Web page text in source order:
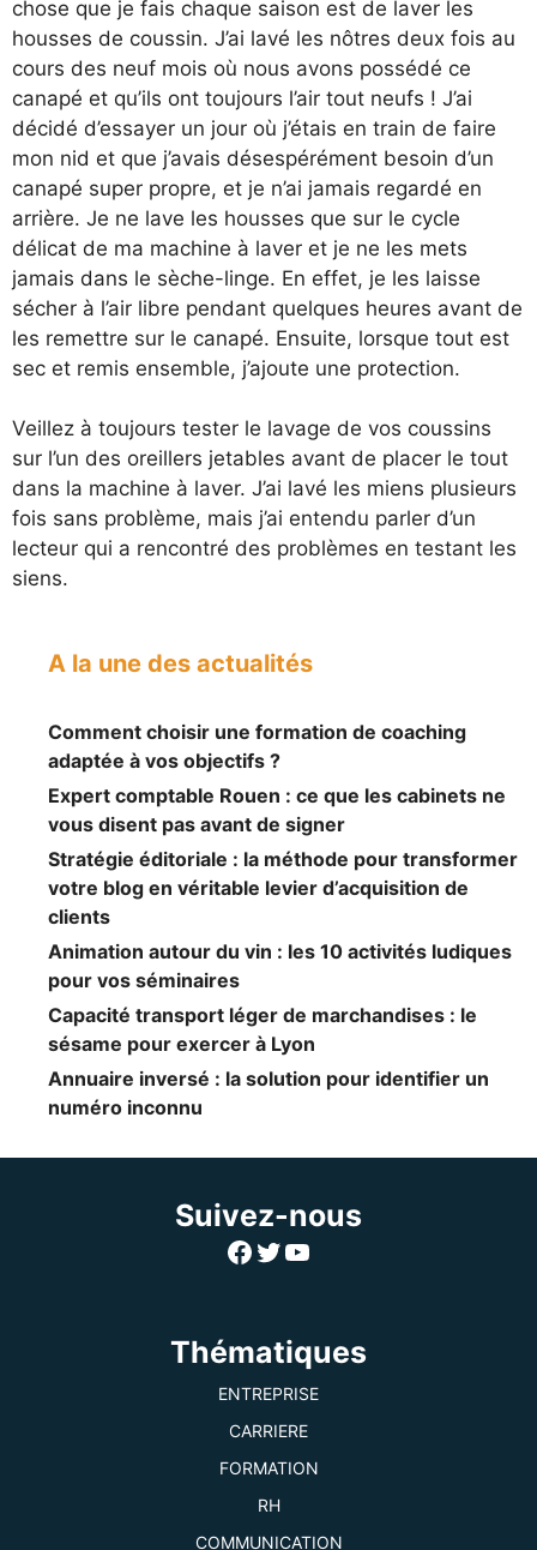
chose que je fais chaque saison est de laver les
housses de coussin. J’ai lavé les nôtres deux fois au
cours des neuf mois où nous avons possédé ce
canapé et qu’ils ont toujours l’air tout neufs ! J’ai
décidé d’essayer un jour où j’étais en train de faire
mon nid et que j’avais désespérément besoin d’un
canapé super propre, et je n’ai jamais regardé en
arrière. Je ne lave les housses que sur le cycle
délicat de ma machine à laver et je ne les mets
jamais dans le sèche-linge. En effet, je les laisse
sécher à l’air libre pendant quelques heures avant de
les remettre sur le canapé. Ensuite, lorsque tout est
sec et remis ensemble, j’ajoute une protection.
Veillez à toujours tester le lavage de vos coussins
sur l’un des oreillers jetables avant de placer le tout
dans la machine à laver. J’ai lavé les miens plusieurs
fois sans problème, mais j’ai entendu parler d’un
lecteur qui a rencontré des problèmes en testant les
siens.
A la une des actualités
Comment choisir une formation de coaching
adaptée à vos objectifs ?
Expert comptable Rouen : ce que les cabinets ne
vous disent pas avant de signer
Stratégie éditoriale : la méthode pour transformer
votre blog en véritable levier d’acquisition de
clients
Animation autour du vin : les 10 activités ludiques
pour vos séminaires
Capacité transport léger de marchandises : le
sésame pour exercer à Lyon
Annuaire inversé : la solution pour identifier un
numéro inconnu
Suivez-nous
Facebook
Twitter
YouTube
Thématiques
ENTREPRISE
CARRIERE
FORMATION
RH
COMMUNICATION